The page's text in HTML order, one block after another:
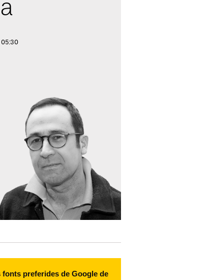
05:30
preferides de Google de